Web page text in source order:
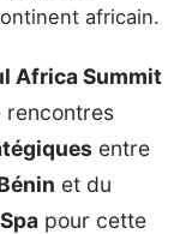
africain.
Africa Summit
rencontres
entre
et du
pour cette